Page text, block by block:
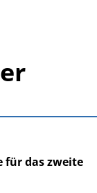
für das zweite